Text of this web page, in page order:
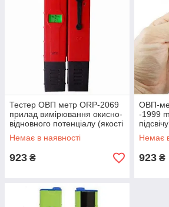
Тестер ОВП метр ORP-2069
прилад вимірювання окисно-
відновного потенціалу (якості
води)
Немає в наявності
923 ₴
ОВП-
-1999
Немає
923 ₴